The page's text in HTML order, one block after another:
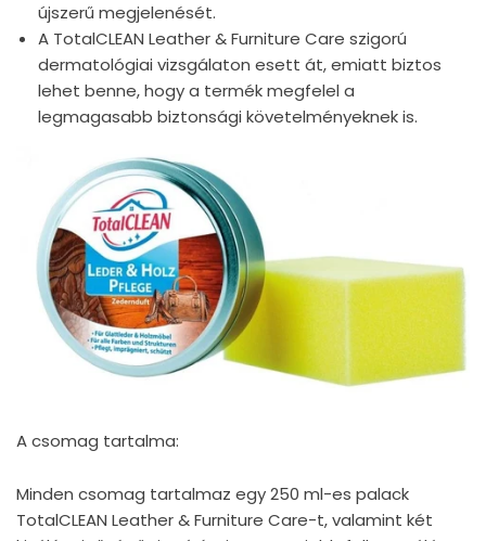
újszerű megjelenését.
A TotalCLEAN Leather & Furniture Care szigorú
dermatológiai vizsgálaton esett át, emiatt biztos
lehet benne, hogy a termék megfelel a
legmagasabb biztonsági követelményeknek is.
A csomag tartalma:
Minden csomag tartalmaz egy 250 ml-es palack
TotalCLEAN Leather & Furniture Care-t, valamint két